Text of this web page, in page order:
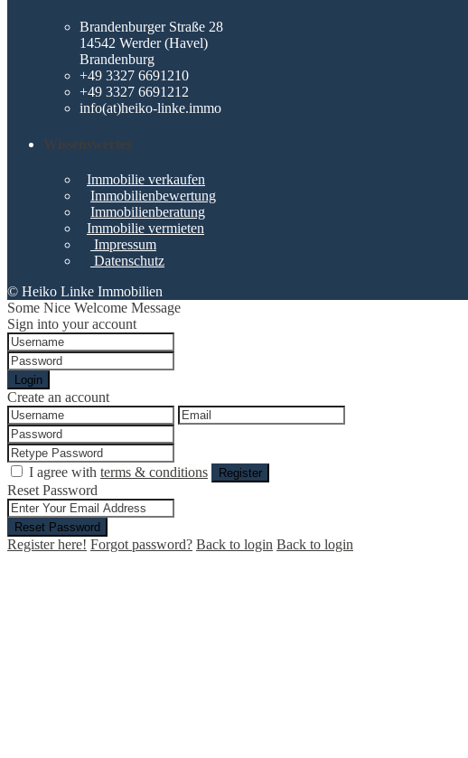
Brandenburger Straße 28
14542 Werder (Havel)
Brandenburg
+49 3327 6691210
+49 3327 6691212
info(at)heiko-linke.immo
Wissenswertes
Immobilie verkaufen
Immobilienbewertung
Immobilienberatung
Immobilie vermieten
Impressum
Datenschutz
© Heiko Linke Immobilien
Some Nice Welcome Message
Sign into your account
Login
Create an account
I agree with terms & conditions Register
Reset Password
Reset Password
Register here! Forgot password? Back to login Back to login